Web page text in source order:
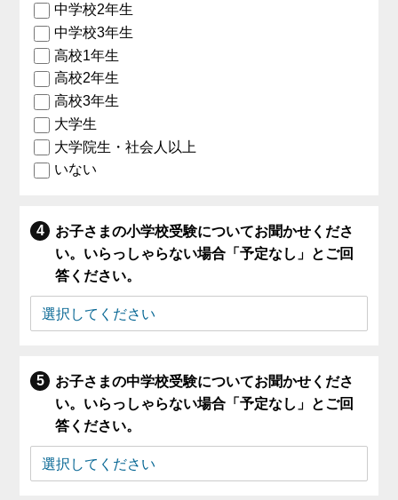
中学校2年生
中学校3年生
高校1年生
高校2年生
高校3年生
大学生
大学院生・社会人以上
いない
お子さまの小学校受験についてお聞かせくださ
い。いらっしゃらない場合「予定なし」とご回
答ください。
お子さまの中学校受験についてお聞かせくださ
い。いらっしゃらない場合「予定なし」とご回
答ください。